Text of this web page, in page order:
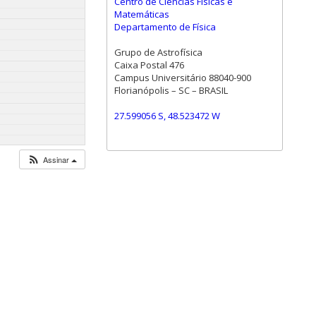
Assinar
Matemáticas
Departamento de Física
Grupo de Astrofísica
Caixa Postal 476
Campus Universitário 88040-900
Florianópolis – SC – BRASIL
27.599056 S, 48.523472 W